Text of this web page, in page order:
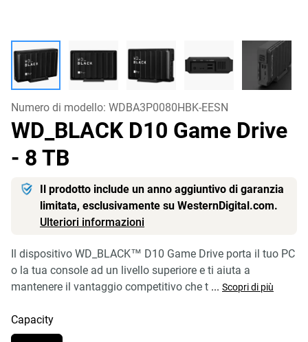
Numero di modello: WDBA3P0080HBK-EESN
WD_BLACK D10 Game Drive
- 8 TB
Il prodotto include un anno aggiuntivo di garanzia
limitata, esclusivamente su WesternDigital.com.
Ulteriori informazioni
Il dispositivo WD_BLACK™ D10 Game Drive porta il tuo PC
o la tua console ad un livello superiore e ti aiuta a
mantenere il vantaggio competitivo che t ... Scopri di più
Capacity